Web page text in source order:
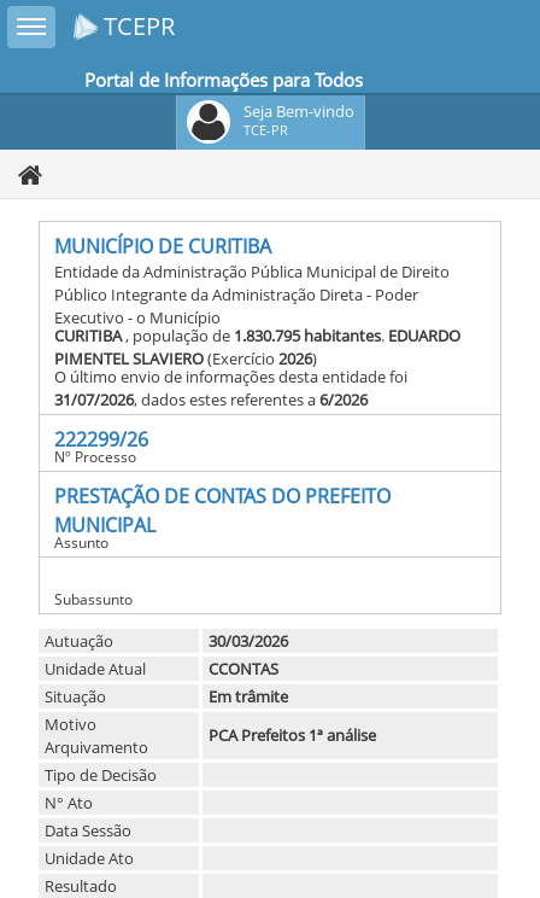
Toggle sidebar TCEPR
Portal de Informações para Todos
Seja Bem-vindo
TCE-PR
MUNICÍPIO DE CURITIBA
Entidade da Administração Pública Municipal de Direito
Público Integrante da Administração Direta - Poder
Executivo - o Município
CURITIBA, população de 1.830.795 habitantes. EDUARDO
PIMENTEL SLAVIERO(Exercício 2026)
O último envio de informações desta entidade foi
31/07/2026, dados estes referentes a6/2026
222299/26
Nº Processo
PRESTAÇÃO DE CONTAS DO PREFEITO
MUNICIPAL
Assunto
Subassunto
Autuação
30/03/2026
Unidade Atual
CCONTAS
Situação
Em trâmite
Motivo
Arquivamento
PCA Prefeitos 1ª análise
Tipo de Decisão
N° Ato
Data Sessão
Unidade Ato
Resultado